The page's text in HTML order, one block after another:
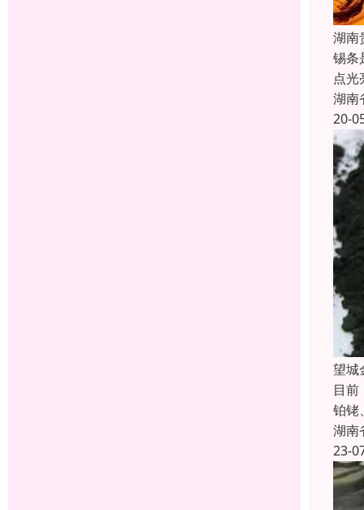
湖南
锡条
点
湖南
20-
望城
目
铂铑
湖南
23-